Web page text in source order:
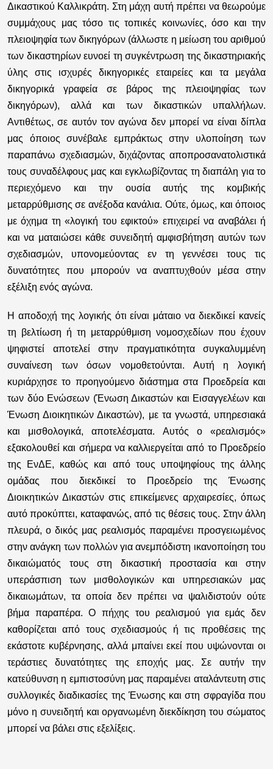
Δικαστικού Καλλικράτη. Στη μάχη αυτή πρέπει να θεωρούμε
συμμάχους μας τόσο τις τοπικές κοινωνίες, όσο και την
πλειοψηφία των δικηγόρων (άλλωστε η μείωση του αριθμού
των δικαστηρίων ευνοεί τη συγκέντρωση της δικαστηριακής
ύλης στις ισχυρές δικηγορικές εταιρείες και τα μεγάλα
δικηγορικά γραφεία σε βάρος της πλειοψηφίας των
δικηγόρων), αλλά και των δικαστικών υπαλλήλων.
Αντιθέτως, σε αυτόν τον αγώνα δεν μπορεί να είναι δίπλα
μας όποιος συνέβαλε εμπράκτως στην υλοποίηση των
παραπάνω σχεδιασμών, διχάζοντας αποπροσανατολιστικά
τους συναδέλφους μας και εγκλωβίζοντας τη διαπάλη για το
περιεχόμενο και την ουσία αυτής της κομβικής
μεταρρύθμισης σε ανέξοδα κανάλια. Ούτε, όμως, και όποιος
με όχημα τη «λογική του εφικτού» επιχειρεί να αναβάλει ή
και να ματαιώσει κάθε συνειδητή αμφισβήτηση αυτών των
σχεδιασμών, υπονομεύοντας εν τη γεννέσει τους τις
δυνατότητες που μπορούν να αναπτυχθούν μέσα στην
εξέλιξη ενός αγώνα.
Η αποδοχή της λογικής ότι είναι μάταιο να διεκδικεί κανείς
τη βελτίωση ή τη μεταρρύθμιση νομοσχεδίων που έχουν
ψηφιστεί αποτελεί στην πραγματικότητα συγκαλυμμένη
συναίνεση των όσων νομοθετούνται. Αυτή η λογική
κυριάρχησε το προηγούμενο διάστημα στα Προεδρεία και
των δύο Ενώσεων (Ένωση Δικαστών και Εισαγγελέων και
Ένωση Διοικητικών Δικαστών), με τα γνωστά, υπηρεσιακά
και μισθολογικά, αποτελέσματα. Αυτός ο «ρεαλισμός»
εξακολουθεί και σήμερα να καλλιεργείται από το Προεδρείο
της ΕνΔΕ, καθώς και από τους υποψηφίους της άλλης
ομάδας που διεκδικεί το Προεδρείο της Ένωσης
Διοικητικών Δικαστών στις επικείμενες αρχαιρεσίες, όπως
αυτό προκύπτει, καταφανώς, από τις θέσεις τους. Στην άλλη
πλευρά, ο δικός μας ρεαλισμός παραμένει προσγειωμένος
στην ανάγκη των πολλών για ανεμπόδιστη ικανοποίηση του
δικαιώματός τους στη δικαστική προστασία και στην
υπεράσπιση των μισθολογικών και υπηρεσιακών μας
δικαιωμάτων, τα οποία δεν πρέπει να ψαλιδιστούν ούτε
βήμα παραπέρα. Ο πήχης του ρεαλισμού για εμάς δεν
καθορίζεται από τους σχεδιασμούς ή τις προθέσεις της
εκάστοτε κυβέρνησης, αλλά μπαίνει εκεί που υψώνονται οι
τεράστιες δυνατότητες της εποχής μας. Σε αυτήν την
κατεύθυνση η εμπιστοσύνη μας παραμένει αταλάντευτη στις
συλλογικές διαδικασίες της Ένωσης και στη σφραγίδα που
μόνο η συνειδητή και οργανωμένη διεκδίκηση του σώματος
μπορεί να βάλει στις εξελίξεις.